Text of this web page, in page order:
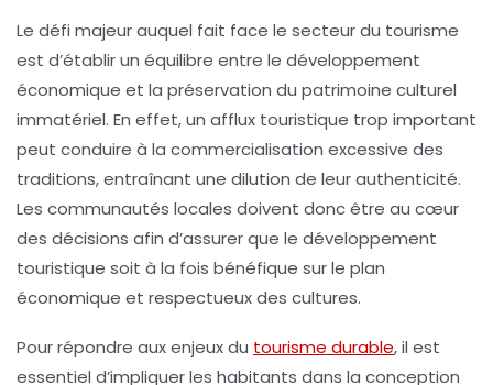
Le défi majeur auquel fait face le secteur du tourisme
est d’établir un équilibre entre le développement
économique et la préservation du patrimoine culturel
immatériel. En effet, un afflux touristique trop important
peut conduire à la commercialisation excessive des
traditions, entraînant une dilution de leur authenticité.
Les communautés locales doivent donc être au cœur
des décisions afin d’assurer que le développement
touristique soit à la fois bénéfique sur le plan
économique et respectueux des cultures.
Pour répondre aux enjeux du tourisme durable, il est
essentiel d’impliquer les habitants dans la conception